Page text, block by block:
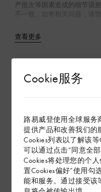
Cookie服务
路易威登使用全球服务
提供产品和改善我们的
Cookies列表以了解该
可以通过点击“同意全
Cookies将处理您的个
置Cookies偏好”使用勾
能和服务。通过接受该
产批次等因素造成的细节误
不一致。如有相关问题，请
查看更多
配送 & 退货
赠礼